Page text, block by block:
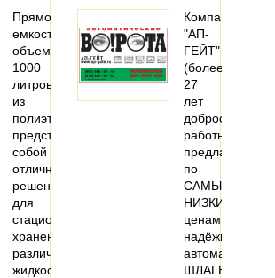
Прямоугольная
емкость
объемом
1000
литров
из
полиэтилена
представляет
собой
отличное
решение
для
стационарного
хранения
различных
жидкостей.
Компания
"АП-
ГЕЙТ"
(более
27
лет
работы)
предлагает
по
САМЫМ
НИЗКИМ
ценам
надёжные
ШЛАГБАУМЫ